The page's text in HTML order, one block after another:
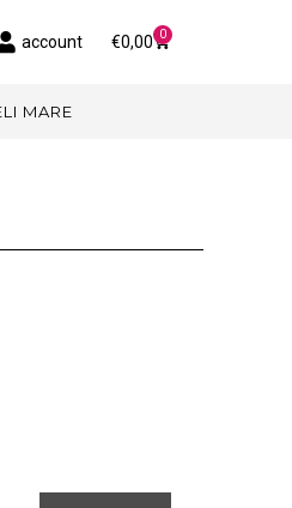
account €0,00 0
MARE